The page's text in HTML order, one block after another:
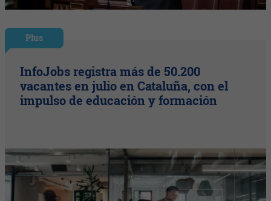
Plus
InfoJobs registra más de 50.200
vacantes en julio en Cataluña, con el
impulso de educación y formación